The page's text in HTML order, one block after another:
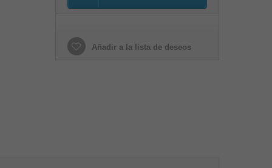
Añadir a la lista de deseos